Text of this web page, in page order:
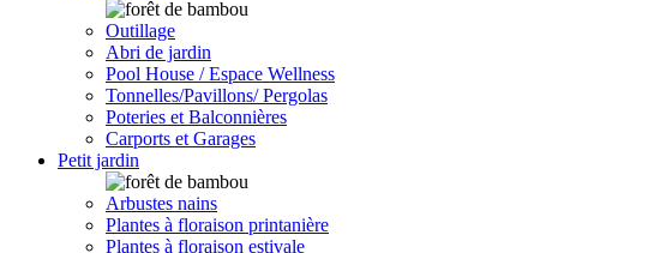
Outillage
Abri de jardin
Pool House / Espace Wellness
Tonnelles/Pavillons/ Pergolas
Poteries et Balconnières
Carports et Garages
Petit jardin
Arbustes nains
Plantes à floraison printanière
Plantes à floraison estivale